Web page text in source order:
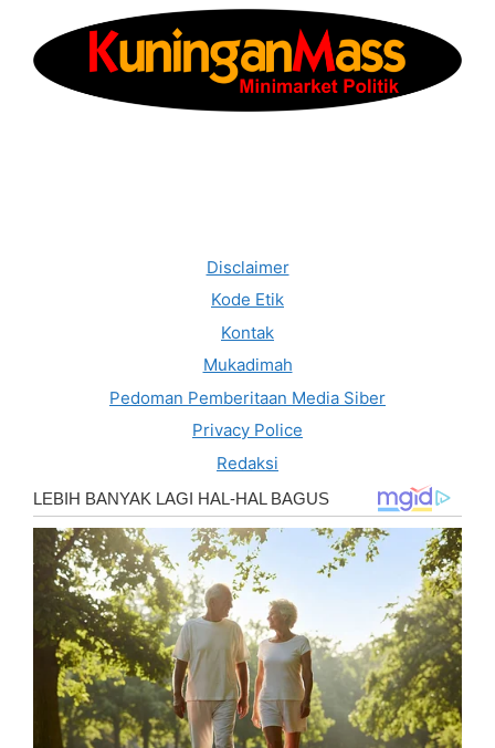
Disclaimer
Kode Etik
Kontak
Mukadimah
Pedoman Pemberitaan Media Siber
Privacy Police
Redaksi